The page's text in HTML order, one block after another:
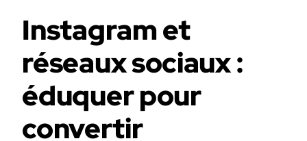
Instagram et
réseaux sociaux :
éduquer pour
convertir